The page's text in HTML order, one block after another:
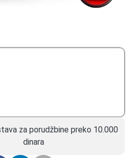
za porudžbine preko 10.000
dinara